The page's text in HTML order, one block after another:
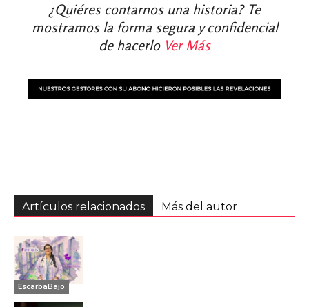
¿Quiéres contarnos una historia? Te
mostramos la forma segura y confidencial
de hacerlo Ver Más
Artículos relacionados Más del autor
EscarbaBajo